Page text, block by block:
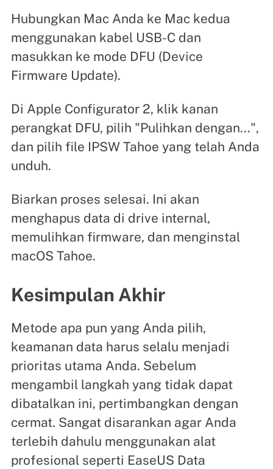
Hubungkan Mac Anda ke Mac kedua
menggunakan kabel USB-C dan
masukkan ke mode DFU (Device
Firmware Update).
Di Apple Configurator 2, klik kanan
perangkat DFU, pilih "Pulihkan dengan...",
dan pilih file IPSW Tahoe yang telah Anda
unduh.
Biarkan proses selesai. Ini akan
menghapus data di drive internal,
memulihkan firmware, dan menginstal
macOS Tahoe.
Kesimpulan Akhir
Metode apa pun yang Anda pilih,
keamanan data harus selalu menjadi
prioritas utama Anda. Sebelum
mengambil langkah yang tidak dapat
dibatalkan ini, pertimbangkan dengan
cermat. Sangat disarankan agar Anda
terlebih dahulu menggunakan alat
profesional seperti EaseUS Data